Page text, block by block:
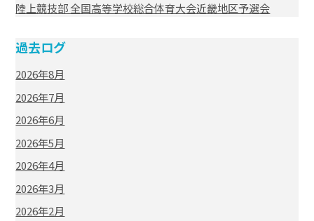
陸上競技部 全国高等学校総合体育大会近畿地区予選会
過去ログ
2026年8月
2026年7月
2026年6月
2026年5月
2026年4月
2026年3月
2026年2月